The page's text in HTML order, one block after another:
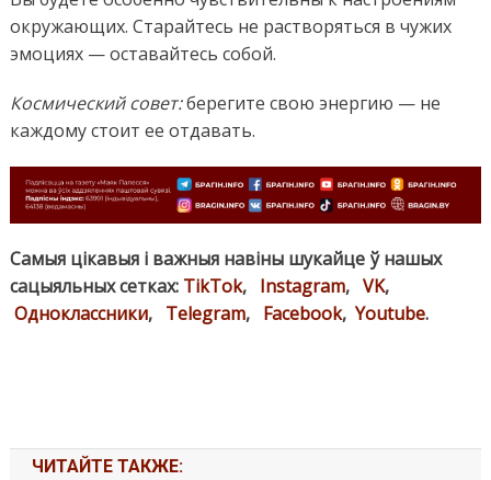
окружающих. Старайтесь не растворяться в чужих
эмоциях — оставайтесь собой.
Космический совет:берегите свою энергию — не
каждому стоит ее отдавать.
Самыя цікавыя і важныя навіны шукайце ў нашых
сацыяльных сетках: TikTok, Instagram, VK,
Одноклассники, Telegram, Facebook, Youtube.
ЧИТАЙТЕ ТАКЖЕ: